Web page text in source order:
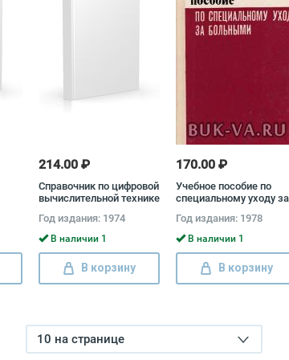
214.00 ₽
Справочник по цифровой
вычислительной технике
Год издания: 1974
В наличии 1
В корзину
170.00 ₽
Учебное пособие по
специальному уходу за
Год издания: 1978
В наличии 1
В корзину
10 на странице